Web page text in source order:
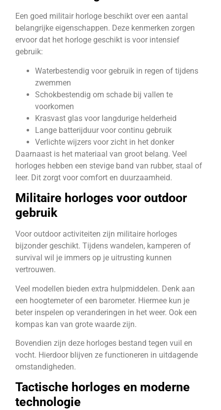
Een goed militair horloge beschikt over een aantal
belangrijke eigenschappen. Deze kenmerken zorgen
ervoor dat het horloge geschikt is voor intensief
gebruik:
Waterbestendig voor gebruik in regen of tijdens
zwemmen
Schokbestendig om schade bij vallen te
voorkomen
Krasvast glas voor langdurige helderheid
Lange batterijduur voor continu gebruik
Verlichte wijzers voor zicht in het donker
Daarnaast is het materiaal van groot belang. Veel
horloges hebben een stevige band van rubber, staal of
leer. Dit zorgt voor comfort en duurzaamheid.
Militaire horloges voor outdoor
gebruik
Voor outdoor activiteiten zijn militaire horloges
bijzonder geschikt. Tijdens wandelen, kamperen of
survival wil je immers op je uitrusting kunnen
vertrouwen.
Veel modellen bieden extra hulpmiddelen. Denk aan
een hoogtemeter of een barometer. Hiermee kun je
beter inspelen op veranderingen in het weer. Ook een
kompas kan van grote waarde zijn.
Bovendien zijn deze horloges bestand tegen vuil en
vocht. Hierdoor blijven ze functioneren in uitdagende
omstandigheden.
Tactische horloges en moderne
technologie